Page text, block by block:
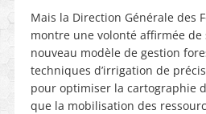
Mais la Direction Générale des
montre une volonté affirmée de
nouveau modèle de gestion
techniques d’irrigation de
pour optimiser la cartographie
que la mobilisation des